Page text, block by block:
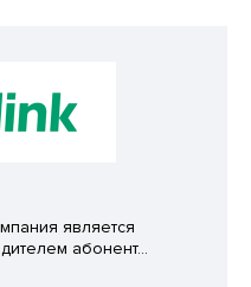
является
абонент...